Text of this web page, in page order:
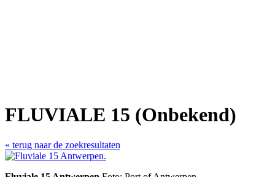
FLUVIALE 15 (Onbekend)
« terug naar de zoekresultaten